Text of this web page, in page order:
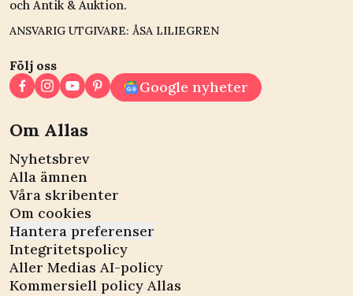
och Antik & Auktion.
ANSVARIG UTGIVARE: ÅSA LILIEGREN
Följ oss
Google nyheter
Om Allas
Nyhetsbrev
Alla ämnen
Våra skribenter
Om cookies
Hantera preferenser
Integritetspolicy
Aller Medias AI-policy
Kommersiell policy Allas